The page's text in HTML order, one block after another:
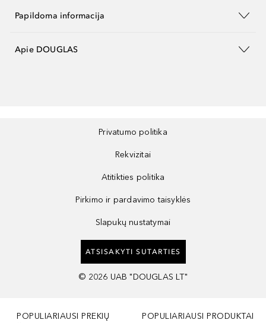
Papildoma informacija
Apie DOUGLAS
Privatumo politika
Rekvizitai
Atitikties politika
Pirkimo ir pardavimo taisyklės
Slapukų nustatymai
ATSISAKYTI SUTARTIES
© 2026 UAB "DOUGLAS LT"
POPULIARIAUSI PREKIŲ
POPULIARIAUSI PRODUKTAI